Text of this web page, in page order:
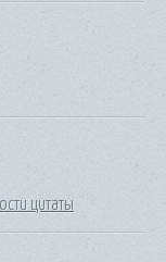
цитаты